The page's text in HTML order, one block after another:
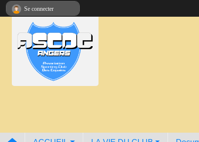
Se connecter
Panneau de gestion des cookies